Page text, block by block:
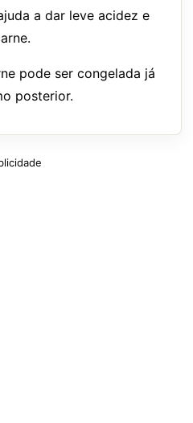
a dar leve acidez e
pode ser congelada já
posterior.